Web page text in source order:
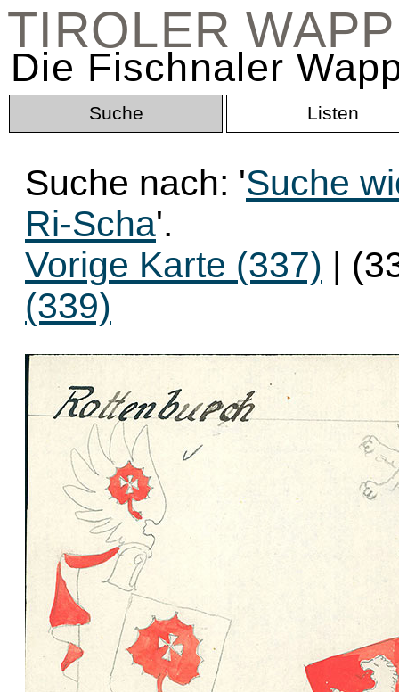
TIROLER
Die Fischnaler
Suche Listen
Suche nach: 'Suche
Ri-Scha'.
Vorige Karte (337) |
(339)